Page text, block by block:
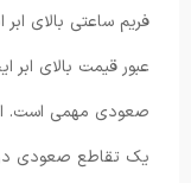
فریم ساعتی بالای
عبور قیمت بالای ابر
صعودی مهمی است.